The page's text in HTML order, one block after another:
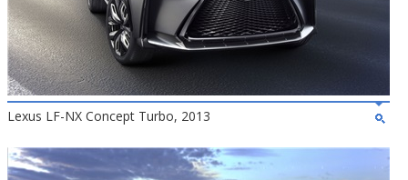
Lexus LF-NX Concept Turbo, 2013